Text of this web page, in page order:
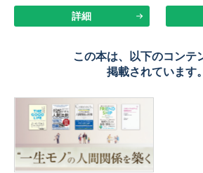
詳細
この本は、以下のコンテ
掲載されています。